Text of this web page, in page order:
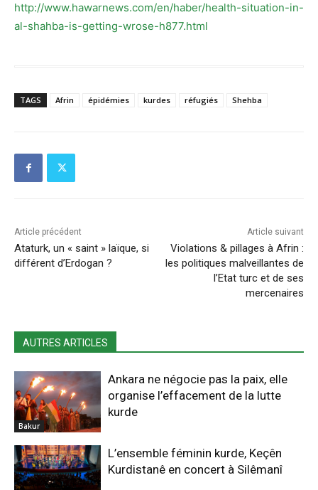
http://www.hawarnews.com/en/haber/health-situation-in-
al-shahba-is-getting-wrose-h877.html
TAGS Afrin épidémies kurdes réfugiés Shehba
Article précédent
Ataturk, un « saint » laïque, si
différent d’Erdogan ?
Article suivant
Violations & pillages à Afrin :
les politiques malveillantes de
l’Etat turc et de ses
mercenaires
AUTRES ARTICLES
Bakur
Ankara ne négocie pas la paix, elle
organise l’effacement de la lutte
kurde
L’ensemble féminin kurde, Keçên
Kurdistanê en concert à Silêmanî